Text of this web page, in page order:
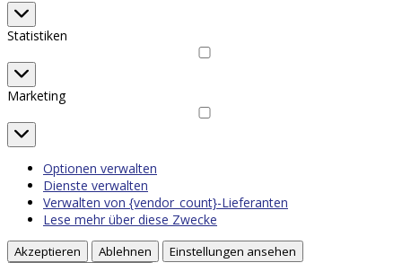
Vorlieben
Statistiken
Statistiken
Marketing
Marketing
Optionen verwalten
Dienste verwalten
Verwalten von {vendor_count}-Lieferanten
Lese mehr über diese Zwecke
Akzeptieren Ablehnen
Einstellungen ansehen